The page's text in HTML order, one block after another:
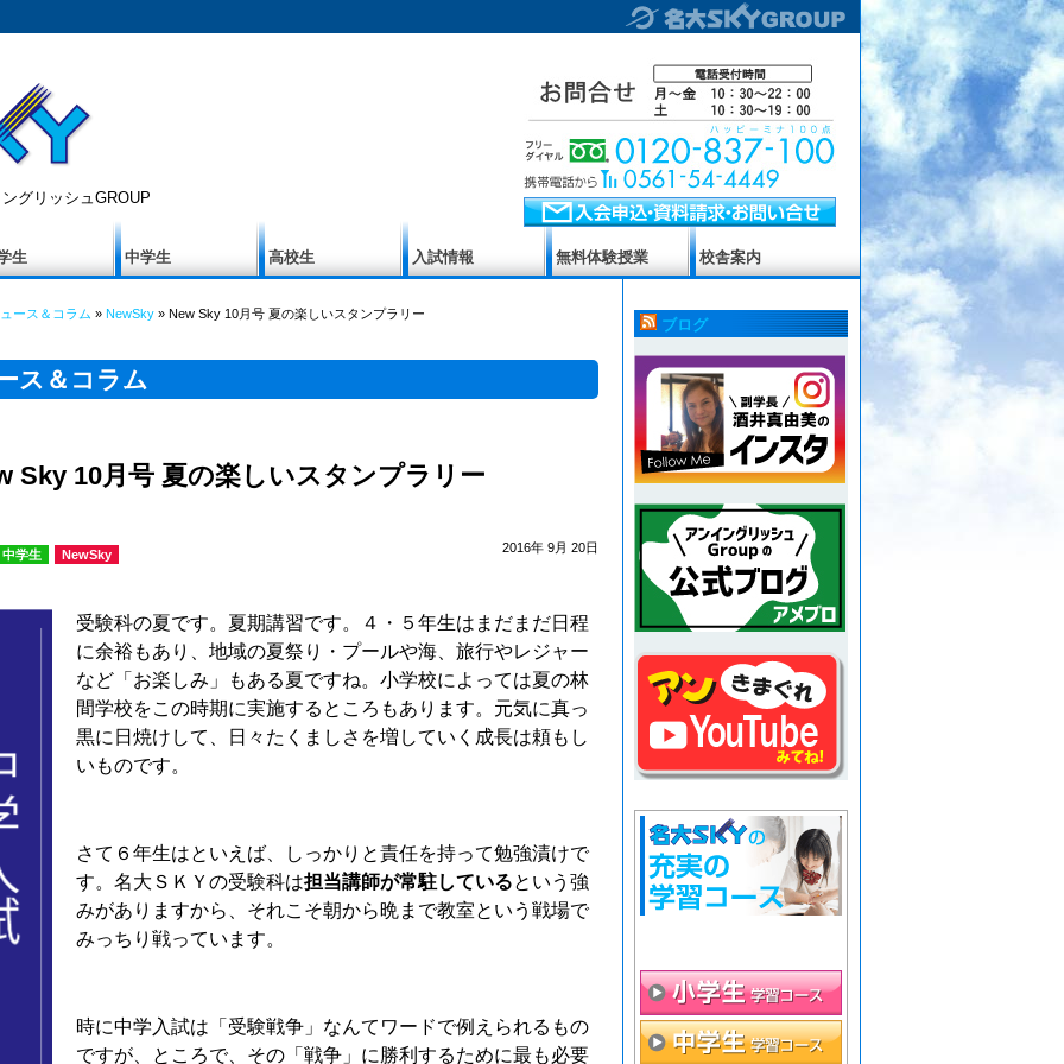
グリッシュGROUP
生 中学生 高校生 入試情報 無料体験授業 校舎案内
ース＆コラム » NewSky » New Sky 10月号 夏の楽しいスタンプラリー
ス＆コラム
Sky 10月号 夏の楽しいスタンプラリー
中学生 NewSky 2016年 9月 20日
受験科の夏です。夏期講習です。４・５年生はまだまだ日程
に余裕もあり、地域の夏祭り・プールや海、旅行やレジャー
など「お楽しみ」もある夏ですね。小学校によっては夏の林
間学校をこの時期に実施するところもあります。元気に真っ
黒に日焼けして、日々たくましさを増していく成長は頼もし
いものです。
さて６年生はといえば、しっかりと責任を持って勉強漬けで
す。名大ＳＫＹの受験科は担当講師が常駐しているという強
みがありますから、それこそ朝から晩まで教室という戦場で
みっちり戦っています。
時に中学入試は「受験戦争」なんてワードで例えられるもの
ですが、ところで、その「戦争」に勝利するために最も必要
ブログ